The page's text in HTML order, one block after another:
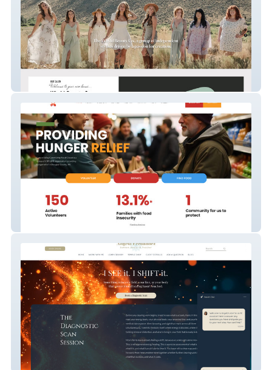
Lavish Lemon Studio
Angela Fernandez